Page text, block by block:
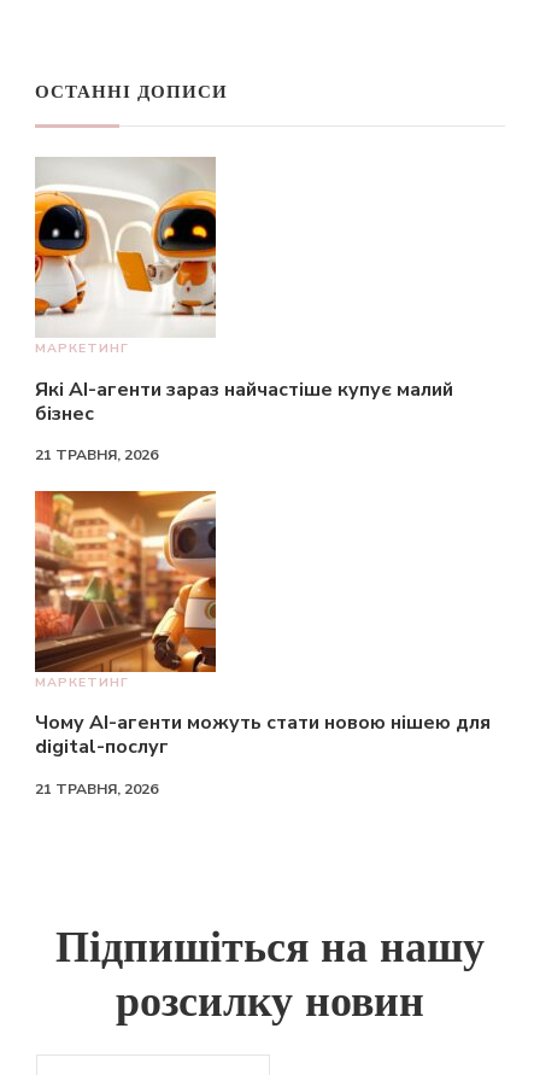
ОСТАННІ ДОПИСИ
МАРКЕТИНГ
Які AI-агенти зараз найчастіше купує малий
бізнес
21 ТРАВНЯ, 2026
МАРКЕТИНГ
Чому AI-агенти можуть стати новою нішею для
digital-послуг
21 ТРАВНЯ, 2026
Підпишіться на нашу
розсилку новин